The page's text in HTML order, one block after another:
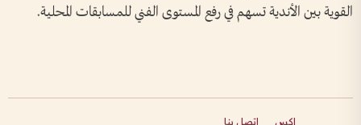
القوية بين الأندية تسهم في رفع المستوى الفني للمسابقات المحلية.
إكس
اتصل بنا